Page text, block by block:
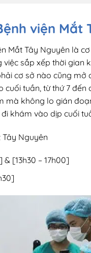
viện Mắt
Mắt Tây Nguyên là
sắp xếp thời gian
cơ sở nào cũng mở
cuối tuần, từ thứ 7
mà không lo gián
khám vào dịp cuối
Tây Nguyên
& [13h30 – 17h00]